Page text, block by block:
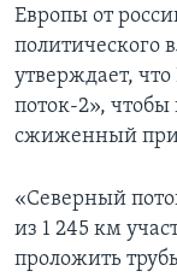
Европы от
политического
утверждает,
поток-2», чтобы
сжиженный
«Северный
из 1 245 км
проложить